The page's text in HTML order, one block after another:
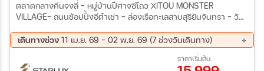
ตลาดกลางคืนจงลี่ – หมู่บ้านปีศาจซีโถว XITOU MONSTER
VILLAGE– ถนนช้อปปิ้งอีต๋าเช่า – ล่องเรือทะเลสาบสุริยันจันทรา – วัด
ไต้หวัน(ท่าเรือสีรุ้ง) – ย่านซีเหมินติง – วัดหลงซาน
เดินทางช่วง 11 เม.ย. 69 - 02 พ.ย. 69 (7 ช่วงวันเดินทาง)
11 ก.ย. 69 - 14 ก.ย. 69
03 ต.ค. 69 - 06 ต.ค. 69
10 ต.ค. 69 - 13 ต.ค. 69
ราคาเริ่มต้น